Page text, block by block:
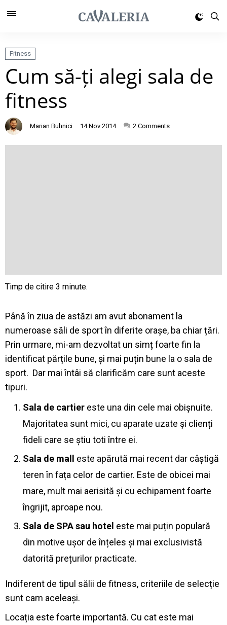
Fitness
Cum să-ți alegi sala de
fitness
Marian Buhnici 14 Nov 2014 2 Comments
Până în ziua de astăzi am avut abonament la
numeroase săli de sport în diferite orașe, ba chiar țări.
Prin urmare, mi-am dezvoltat un simț foarte fin la
identificat părțile bune, și mai puțin bune la o sala de
sport. Dar mai întâi să clarificăm care sunt aceste
tipuri.
Sala de cartier este una din cele mai obișnuite.
Majoritatea sunt mici, cu aparate uzate și clienți
fideli care se știu toti între ei.
Sala de mall
este apărută mai recent dar câștigă
teren în fața celor de cartier. Este de obicei mai
mare, mult mai aerisită și cu echipament foarte
îngrijit, aproape nou.
Sala de SPA sau hotel este mai puțin populară
din motive ușor de înțeles și mai exclusivistă
datorită prețurilor practicate.
Indiferent de tipul sălii de fitness, criteriile de selecție
sunt cam aceleași.
Locația este foarte importantă. Cu cat este mai